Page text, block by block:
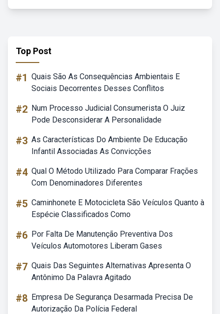
Top Post
#1 Quais São As Consequências Ambientais E
Sociais Decorrentes Desses Conflitos
#2 Num Processo Judicial Consumerista O Juiz
Pode Desconsiderar A Personalidade
#3 As Características Do Ambiente De Educação
Infantil Associadas As Convicções
#4 Qual O Método Utilizado Para Comparar Frações
Com Denominadores Diferentes
#5 Caminhonete E Motocicleta São Veículos Quanto à
Espécie Classificados Como
#6 Por Falta De Manutenção Preventiva Dos
Veículos Automotores Liberam Gases
#7 Quais Das Seguintes Alternativas Apresenta O
Antônimo Da Palavra Agitado
#8 Empresa De Segurança Desarmada Precisa De
Autorização Da Polícia Federal